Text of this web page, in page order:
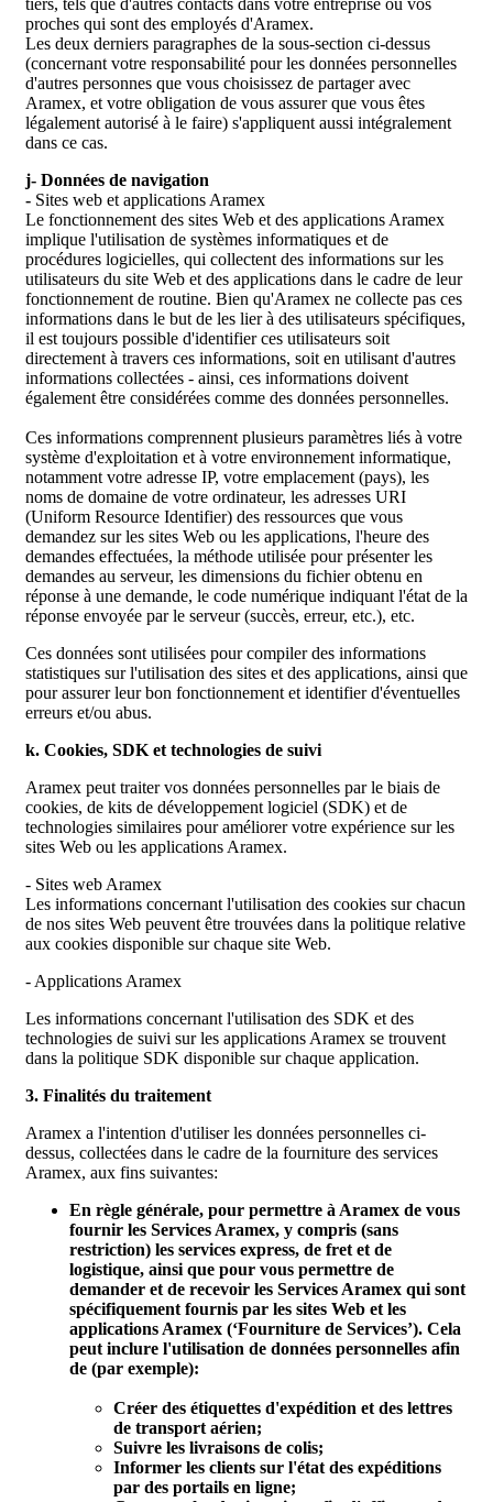
tiers, tels que d'autres contacts dans votre entreprise ou vos
proches qui sont des employés d'Aramex.
Les deux derniers paragraphes de la sous-section ci-dessus
(concernant votre responsabilité pour les données personnelles
d'autres personnes que vous choisissez de partager avec
Aramex, et votre obligation de vous assurer que vous êtes
légalement autorisé à le faire) s'appliquent aussi intégralement
dans ce cas.
j- Données de navigation
- Sites web et applications Aramex
Le fonctionnement des sites Web et des applications Aramex
implique l'utilisation de systèmes informatiques et de
procédures logicielles, qui collectent des informations sur les
utilisateurs du site Web et des applications dans le cadre de leur
fonctionnement de routine. Bien qu'Aramex ne collecte pas ces
informations dans le but de les lier à des utilisateurs spécifiques,
il est toujours possible d'identifier ces utilisateurs soit
directement à travers ces informations, soit en utilisant d'autres
informations collectées - ainsi, ces informations doivent
également être considérées comme des données personnelles.
Ces informations comprennent plusieurs paramètres liés à votre
système d'exploitation et à votre environnement informatique,
notamment votre adresse IP, votre emplacement (pays), les
noms de domaine de votre ordinateur, les adresses URI
(Uniform Resource Identifier) des ressources que vous
demandez sur les sites Web ou les applications, l'heure des
demandes effectuées, la méthode utilisée pour présenter les
demandes au serveur, les dimensions du fichier obtenu en
réponse à une demande, le code numérique indiquant l'état de la
réponse envoyée par le serveur (succès, erreur, etc.), etc.
Ces données sont utilisées pour compiler des informations
statistiques sur l'utilisation des sites et des applications, ainsi que
pour assurer leur bon fonctionnement et identifier d'éventuelles
erreurs et/ou abus.
k. Cookies, SDK et technologies de suivi
Aramex peut traiter vos données personnelles par le biais de
cookies, de kits de développement logiciel (SDK) et de
technologies similaires pour améliorer votre expérience sur les
sites Web ou les applications Aramex.
- Sites web Aramex
Les informations concernant l'utilisation des cookies sur chacun
de nos sites Web peuvent être trouvées dans la politique relative
aux cookies disponible sur chaque site Web.
- Applications Aramex
Les informations concernant l'utilisation des SDK et des
technologies de suivi sur les applications Aramex se trouvent
dans la politique SDK disponible sur chaque application.
3. Finalités du traitement
Aramex a l'intention d'utiliser les données personnelles ci-
dessus, collectées dans le cadre de la fourniture des services
Aramex, aux fins suivantes:
En règle générale, pour permettre à Aramex de vous
fournir les Services Aramex, y compris (sans
restriction) les services express, de fret et de
logistique, ainsi que pour vous permettre de
demander et de recevoir les Services Aramex qui sont
spécifiquement fournis par les sites Web et les
applications Aramex (‘Fourniture de Services’). Cela
peut inclure l'utilisation de données personnelles afin
de (par exemple):
Créer des étiquettes d'expédition et des lettres
de transport aérien;
Suivre les livraisons de colis;
Informer les clients sur l'état des expéditions
par des portails en ligne;